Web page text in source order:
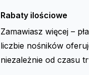
Rabaty ilościowe
Zamawiasz więcej –
liczbie nośników
niezależnie od czasu